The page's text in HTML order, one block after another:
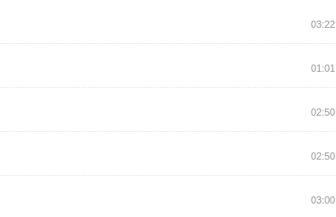
03:22
01:01
02:50
02:50
03:00